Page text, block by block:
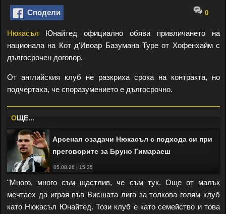
Сподели 0
Нюкасъл Юнайтед официално обяви привличането на
национала на Кот д'Ивоар Базумана Туре от Хофенхайм с
дългосрочен договор.
От английския клуб не разкриха срока на контракта, но
подчертаха, че споразумението е дългосрочно.
OЩЕ...
05.08.26 | 15:35
Арсенал озадачи Нюкасъл с подхода си при
преговорите за Бруно Гимараеш
"Много, много съм щастлив, че съм тук. Още от малък
мечтаех да играя във Висшата лига за толкова голям клуб
като Нюкасъл Юнайтед. Този клуб е като семейство и това